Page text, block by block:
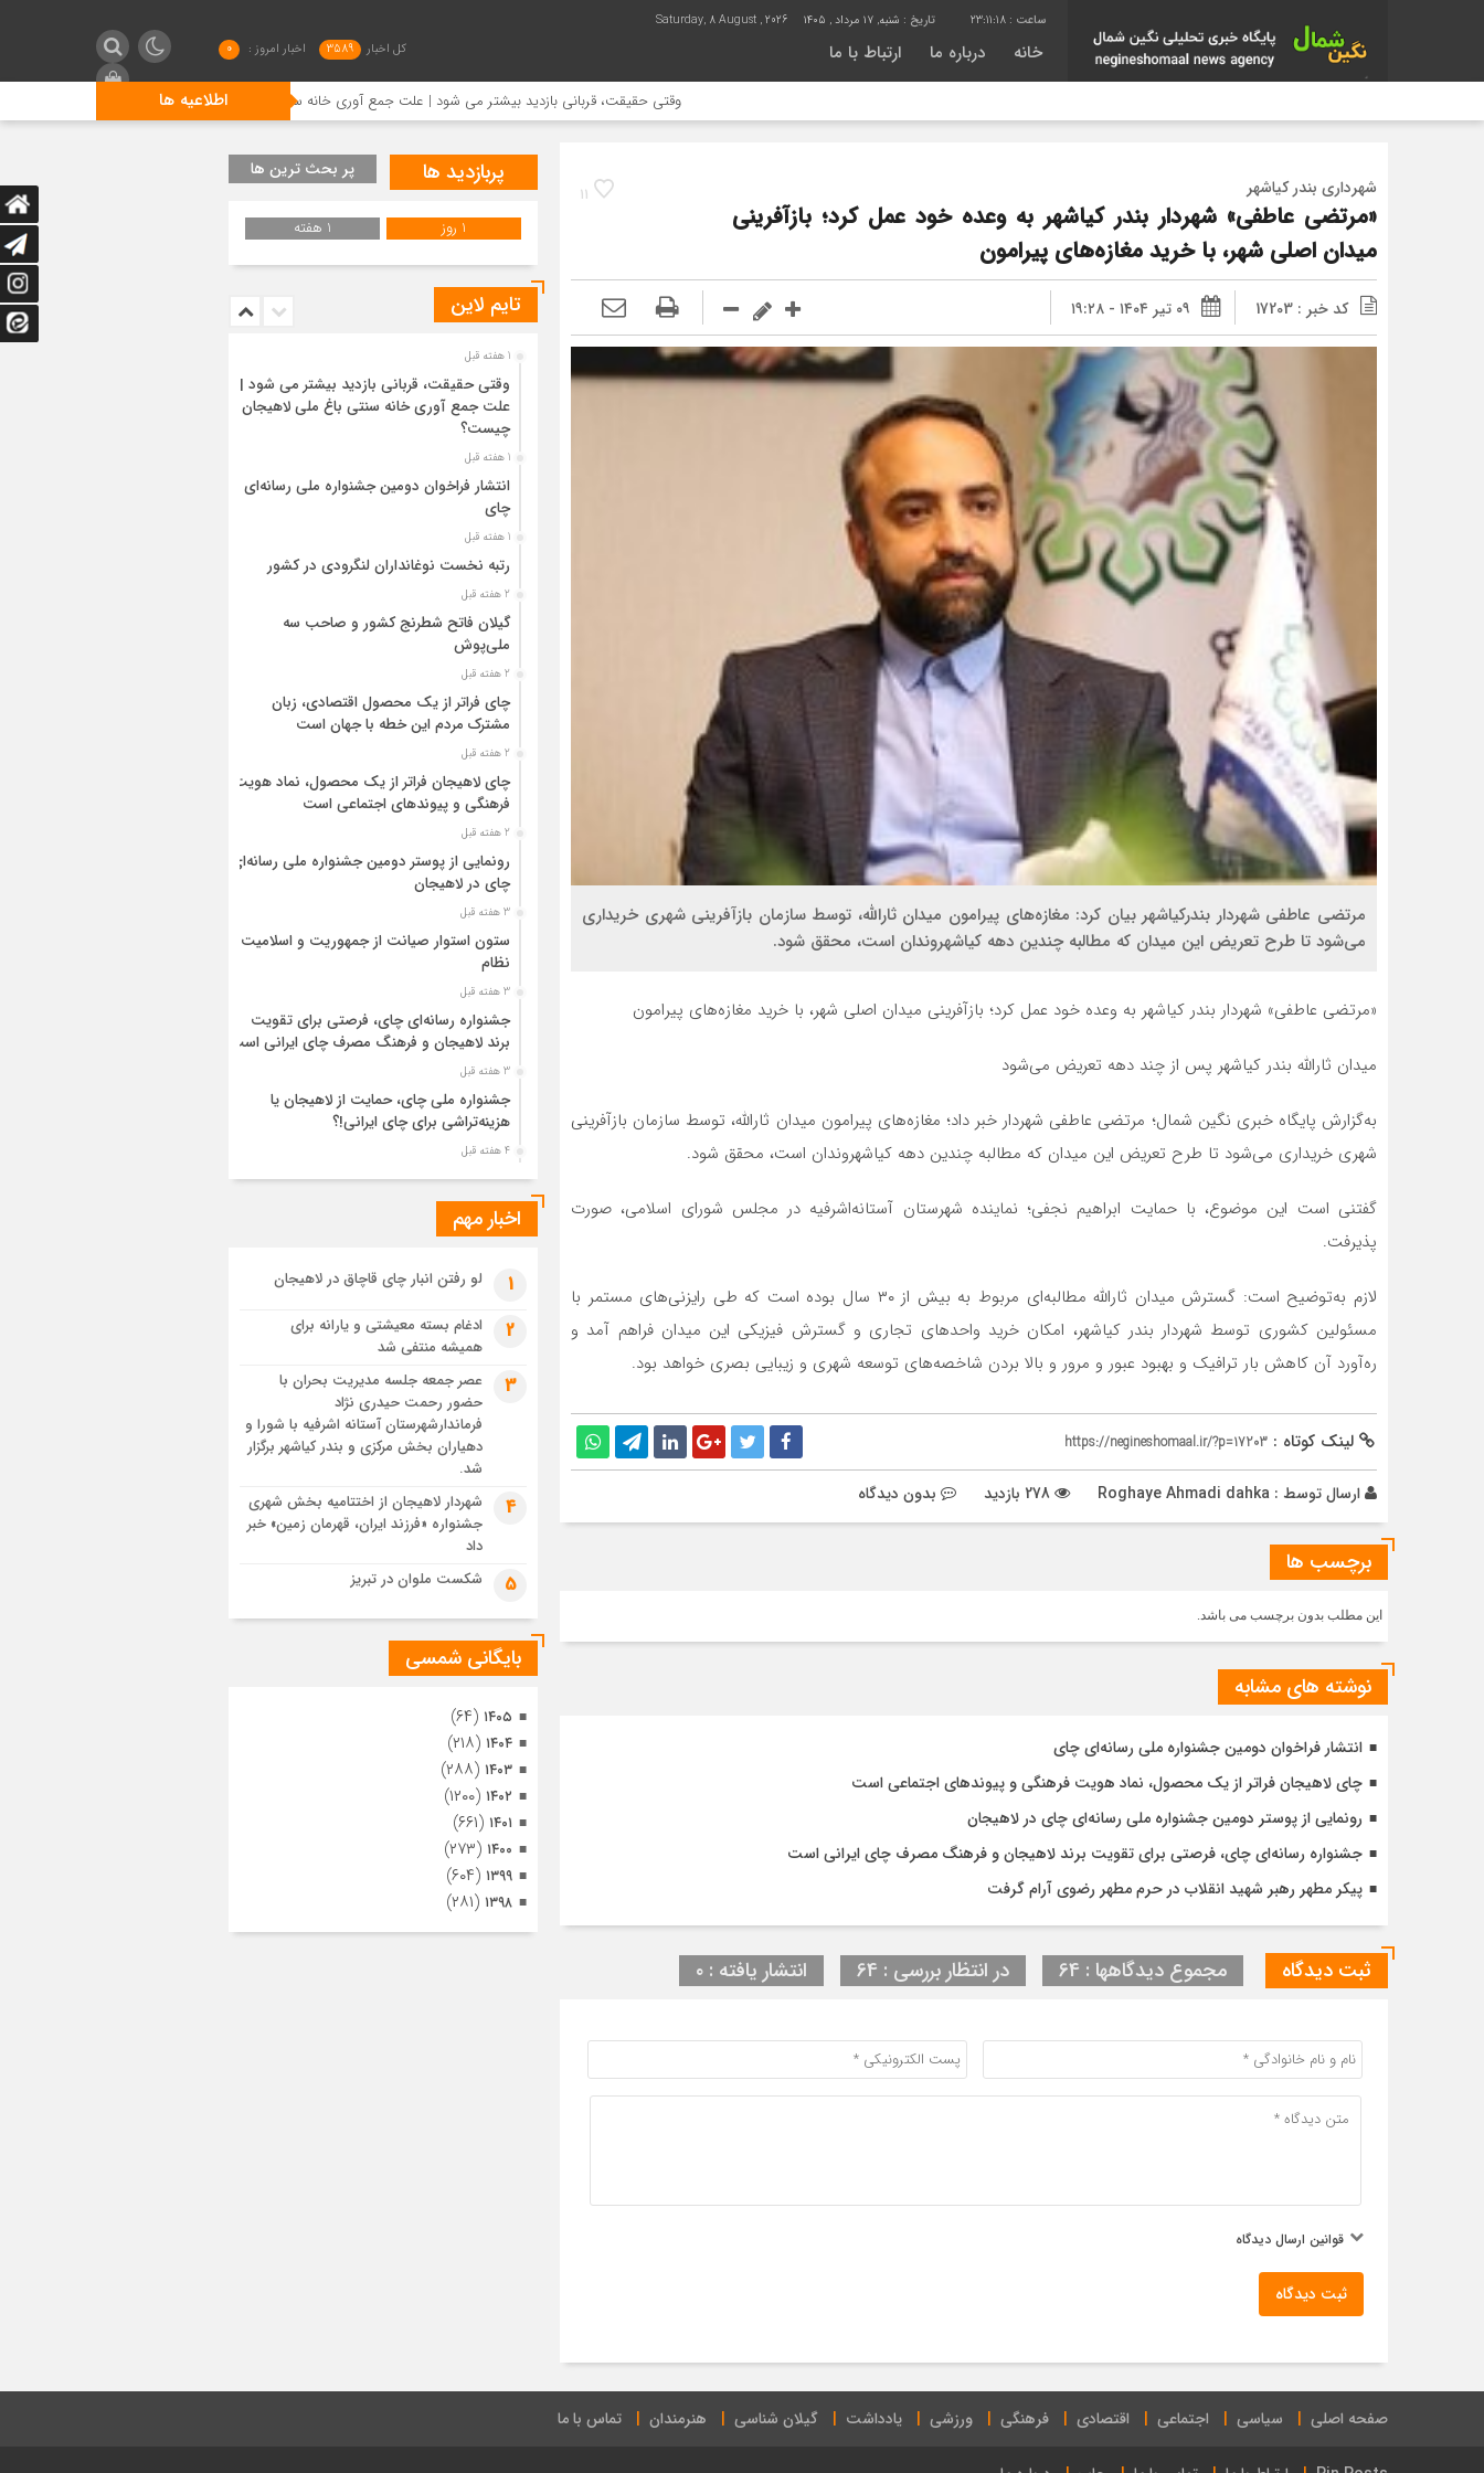
23:11:19 تاریخ : شنبه, ۱۷ مرداد , ۱۴۰۵ Saturday, 8 August , 2026
خانه درباره ما ارتباط با ما کل اخبار 3589 اخبار امروز : 0
اطلاعیه ها
وقتی حقیقت، قربانی بازدید بیشتر می شود | علت جمع آوری خانه سنتی باغ ملی لاهیجان چیست؟
11 شهرداری بندر کیاشهر
«مرتضی عاطفی» شهردار بندر کیاشهر به وعده خود عمل کرد؛ بازآفرینی
میدان اصلی شهر، با خرید مغازه‌های پیرامون
کد خبر : 17203 ۰۹ تیر ۱۴۰۴ - ۱۹:۲۸
مرتضی عاطفی شهردار بندرکیاشهر بیان کرد: مغازه‌های پیرامون میدان ثارالله، توسط سازمان بازآفرینی شهری خریداری
می‌شود تا طرح تعریض این میدان که مطالبه چندین دهه کیاشهروندان است، محقق شود.
«مرتضی عاطفی» شهردار بندر کیاشهر به وعده خود عمل کرد؛ بازآفرینی میدان اصلی شهر، با خرید مغازه‌های پیرامون
میدان ثارالله بندر کیاشهر پس از چند دهه تعریض می‌شود
به‌گزارش پایگاه خبری نگین شمال؛ مرتضی عاطفی شهردار خبر داد؛ مغازه‌های پیرامون میدان ثارالله، توسط سازمان بازآفرینی
شهری خریداری می‌شود تا طرح تعریض این میدان که مطالبه چندین دهه کیاشهروندان است، محقق شود.
گفتنی است این موضوع، با حمایت ابراهیم نجفی؛ نماینده شهرستان آستانه‌اشرفیه در مجلس شورای اسلامی، صورت
پذیرفت.
لازم به‌توضیح است: گسترش میدان ثارالله مطالبه‌ای مربوط به بیش از ۳۰ سال بوده است که طی رایزنی‌های مستمر با
مسئولین کشوری توسط شهردار بندر کیاشهر، امکان خرید واحد‌های تجاری و گسترش فیزیکی این میدان فراهم آمد و
ره‌آورد آن کاهش بار ترافیک و بهبود عبور و مرور و بالا بردن شاخصه‌های توسعه شهری و زیبایی بصری خواهد بود.
لینک کوتاه : https://negineshomaal.ir/?p=17203
ارسال توسط : Roghaye Ahmadi dahka بدون دیدگاه
برچسب ها
این مطلب بدون برچسب می باشد.
نوشته های مشابه
انتشار فراخوان دومین جشنواره ملی رسانه‌ای چای
چای لاهیجان فراتر از یک محصول، نماد هویت فرهنگی و پیوندهای اجتماعی است
رونمایی از پوستر دومین جشنواره ملی رسانه‌ای چای در لاهیجان
جشنواره رسانه‌ای چای، فرصتی برای تقویت برند لاهیجان و فرهنگ مصرف چای ایرانی است
پیکر مطهر رهبر شهید انقلاب در حرم مطهر رضوی آرام گرفت
ثبت دیدگاه مجموع دیدگاهها : 64 در انتظار بررسی : 64 انتشار یافته : ۰
قوانین ارسال دیدگاه
ثبت دیدگاه
پربازدید ها پر بحث ترین ها
1 روز 1 هفته
تایم لاین
1 هفته قبل
وقتی حقیقت، قربانی بازدید بیشتر می شود |
علت جمع آوری خانه سنتی باغ ملی لاهیجان
چیست؟
1 هفته قبل
انتشار فراخوان دومین جشنواره ملی رسانه‌ای
چای
1 هفته قبل
رتبه نخست نوغانداران لنگرودی در کشور
2 هفته قبل
گیلان فاتح شطرنج کشور و صاحب سه
ملی‌پوش
2 هفته قبل
چای فراتر از یک محصول اقتصادی، زبان
مشترک مردم این خطه با جهان است
2 هفته قبل
چای لاهیجان فراتر از یک محصول، نماد هویت
فرهنگی و پیوندهای اجتماعی است
2 هفته قبل
رونمایی از پوستر دومین جشنواره ملی رسانه‌ای
چای در لاهیجان
3 هفته قبل
ستون استوار صیانت از جمهوریت و اسلامیت
نظام
3 هفته قبل
جشنواره رسانه‌ای چای، فرصتی برای تقویت
برند لاهیجان و فرهنگ مصرف چای ایرانی است
3 هفته قبل
جشنواره ملی چای، حمایت از لاهیجان یا
هزینه‌تراشی برای چای ایرانی!؟
4 هفته قبل
پیکر مطهر رهبر شهید انقلاب در حرم مطهر
رضوی آرام گرفت
آخر در آستان امام رئوف
تصاویر هوایی مراسم تشییع پیکر مطهر آقای
شهید ایران – مشهد
4 هفته قبل
مراسم تشییع پیکر مطهر آقای شهید ایران –
مشهد
تصاویری از تراکم جمعیت حاضر در میدان
ثورهالعشرین نجف اشرف
اخبار مهم
1 لو رفتن انبار چای قاچاق در لاهیجان
2
ادغام بسته معیشتی و یارانه برای
همیشه منتفی شد
3
عصر جمعه جلسه مدیریت بحران با
حضور رحمت حیدری نژاد
فرماندارشهرستان آستانه اشرفیه با شورا و
دهیاران بخش مرکزی و بندر کیاشهر برگزار
شد.
4
شهردار لاهیجان از اختتامیه بخش شهری
جشنواره «فرزند ایران، قهرمان زمین» خبر
داد
5 شکست ملوان در تبریز
بایگانی شمسی
۱۴۰۵ (۶۴)
۱۴۰۴ (۲۱۸)
۱۴۰۳ (۲۸۸)
۱۴۰۲ (۱۲۰۰)
۱۴۰۱ (۶۶۱)
۱۴۰۰ (۲۷۳)
۱۳۹۹ (۶۰۴)
۱۳۹۸ (۲۸۱)
صفحه اصلی سیاسی اجتماعی اقتصادی فرهنگی ورزشی یادداشت گیلان شناسی هنرمندان تماس با ما